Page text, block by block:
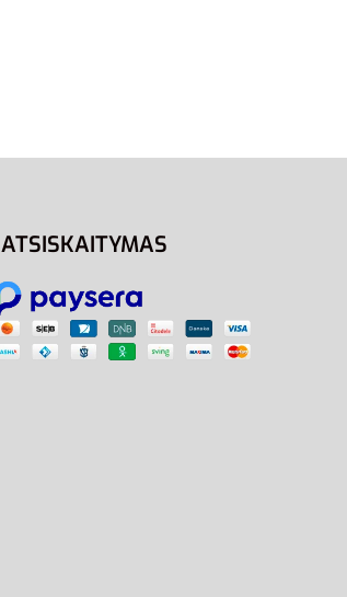
ATSISKAITYMAS